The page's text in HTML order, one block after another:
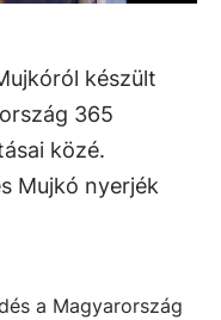
készült
365
közé.
Mujkó nyerjék
a Magyarország